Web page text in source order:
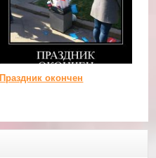
Праздник окончен